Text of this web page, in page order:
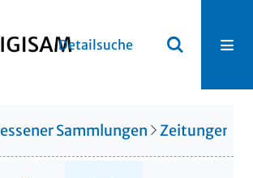
Detailsuche
Sammlungen Zeitungen